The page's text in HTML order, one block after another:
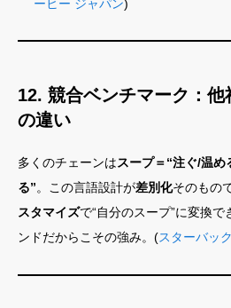
ーヒー ジャパン)
12. 競合ベンチマーク：他
の違い
多くのチェーンはスープ＝“注ぐ/温
る”。この言語設計が差別化そのもの
スタマイズで“自分のスープ”に変換
ンドだからこその強み。(スターバッ